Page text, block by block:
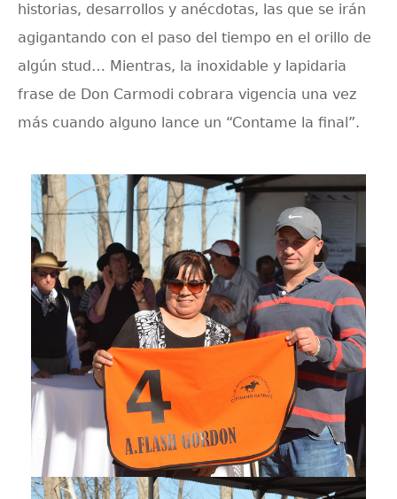
historias, desarrollos y anécdotas, las que se irán
agigantando con el paso del tiempo en el orillo de
algún stud… Mientras, la inoxidable y lapidaria
frase de Don Carmodi cobrara vigencia una vez
más cuando alguno lance un “Contame la final”.